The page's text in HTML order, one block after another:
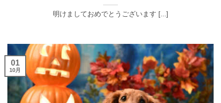
明けましておめでとうございます [...]
01
10月